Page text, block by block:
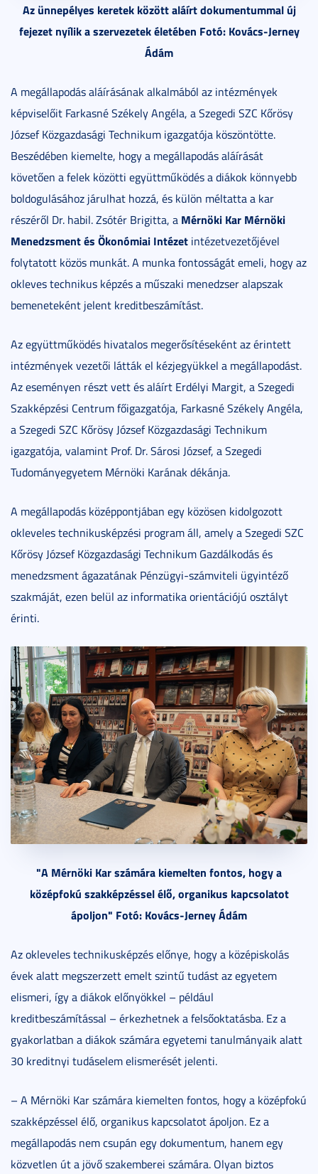
Az ünnepélyes keretek között aláírt dokumentummal új
fejezet nyílik a szervezetek életében Fotó: Kovács-Jerney
Ádám
A megállapodás aláírásának alkalmából az intézmények
képviselőit Farkasné Székely Angéla, a Szegedi SZC Kőrösy
József Közgazdasági Technikum igazgatója köszöntötte.
Beszédében kiemelte, hogy a megállapodás aláírását
követően a felek közötti együttműködés a diákok könnyebb
boldogulásához járulhat hozzá, és külön méltatta a kar
részéről Dr. habil. Zsótér Brigitta, a Mérnöki Kar Mérnöki
Menedzsment és Ökonómiai Intézet intézetvezetőjével
folytatott közös munkát. A munka fontosságát emeli, hogy az
okleves technikus képzés a műszaki menedzser alapszak
bemeneteként jelent kreditbeszámítást.
Az együttműködés hivatalos megerősítéseként az érintett
intézmények vezetői látták el kézjegyükkel a megállapodást.
Az eseményen részt vett és aláírt Erdélyi Margit, a Szegedi
Szakképzési Centrum főigazgatója, Farkasné Székely Angéla,
a Szegedi SZC Kőrösy József Közgazdasági Technikum
igazgatója, valamint Prof. Dr. Sárosi József, a Szegedi
Tudományegyetem Mérnöki Karának dékánja.
A megállapodás középpontjában egy közösen kidolgozott
okleveles technikusképzési program áll, amely a Szegedi SZC
Kőrösy József Közgazdasági Technikum Gazdálkodás és
menedzsment ágazatának Pénzügyi-számviteli ügyintéző
szakmáját, ezen belül az informatika orientációjú osztályt
érinti.
"A Mérnöki Kar számára kiemelten fontos, hogy a
középfokú szakképzéssel élő, organikus kapcsolatot
ápoljon" Fotó: Kovács-Jerney Ádám
Az okleveles technikusképzés előnye, hogy a középiskolás
évek alatt megszerzett emelt szintű tudást az egyetem
elismeri, így a diákok előnyökkel – például
kreditbeszámítással – érkezhetnek a felsőoktatásba. Ez a
gyakorlatban a diákok számára egyetemi tanulmányaik alatt
30 kreditnyi tudáselem elismerését jelenti.
– A Mérnöki Kar számára kiemelten fontos, hogy a középfokú
szakképzéssel élő, organikus kapcsolatot ápoljon. Ez a
megállapodás nem csupán egy dokumentum, hanem egy
közvetlen út a jövő szakemberei számára. Olyan biztos